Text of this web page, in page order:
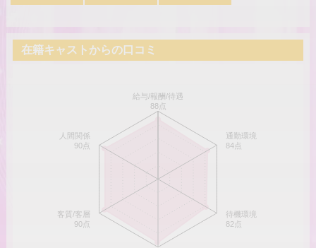
在籍キャストからの口コミ
給与/報酬/待遇
88点
通勤環境
84点
待機環境
82点
客質/客層
90点
人間関係
90点